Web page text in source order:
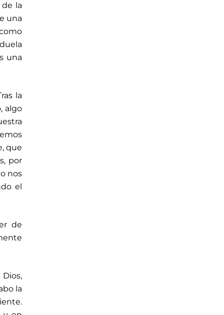
la
una
una
la
algo
que
por
nos
el
de
la